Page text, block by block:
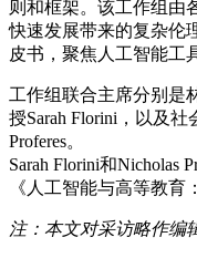
则和框架。该工作组由
快速发展带来的复杂伦
皮书，聚焦人工智能工
工作组联合主席分别是
授Sarah Florini，以及
Proferes。
Sarah Florini和Nicholas
《人工智能与高等教育
注：本文对采访略作编